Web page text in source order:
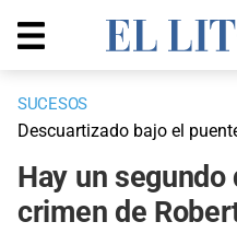
SUCESOS
Descuartizado bajo el
Hay un segundo
crimen de